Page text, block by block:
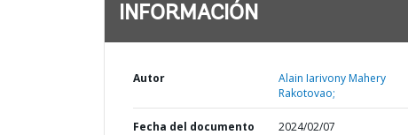
INFORMACIÓN
Autor
Alain Iarivony Mahery
Rakotovao;
Fecha del documento 2024/02/07